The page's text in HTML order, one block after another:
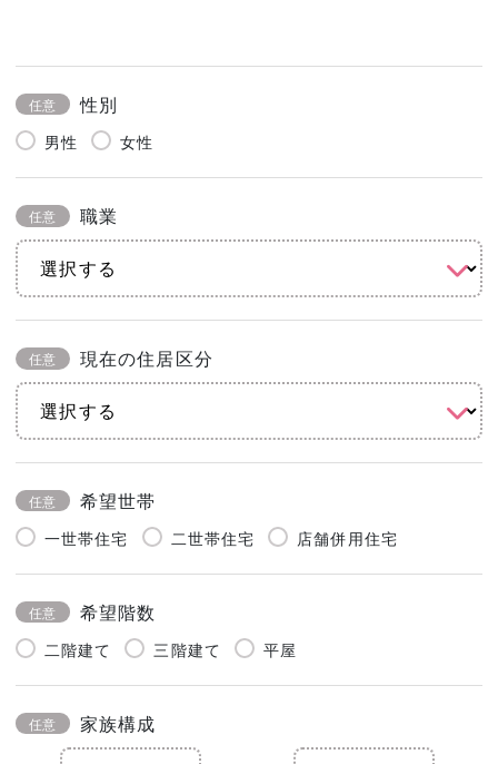
任意 性別
男性 女性
任意 職業
任意 現在の住居区分
任意 希望世帯
一世帯住宅 二世帯住宅 店舗併用住宅
任意 希望階数
二階建て 三階建て 平屋
任意 家族構成